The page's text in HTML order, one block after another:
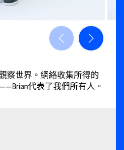
察世界。網絡收集所得的
代表了我們所有人。